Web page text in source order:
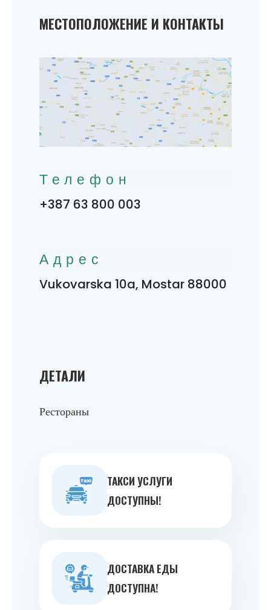
ДЕТАЛИ
Рестораны
ТАКСИ УСЛУГИ
ДОСТУПНЫ!
ДОСТАВКА ЕДЫ
ДОСТУПНА!
МЕСТОПОЛОЖЕНИЕ И КОНТАКТЫ
Телефон
+387 63 800 003
Адрес
Vukovarska 10a, Mostar 88000